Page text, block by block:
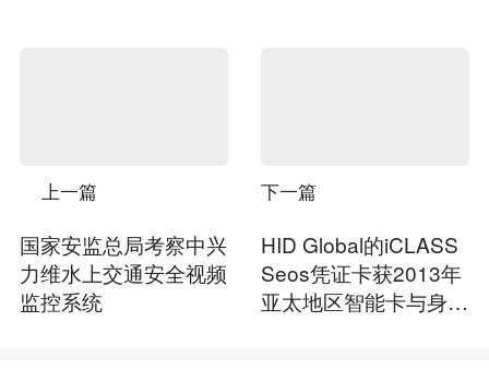
上一篇
国家安监总局考察中兴
力维水上交通安全视频
监控系统
下一篇
HID Global的iCLASS
Seos凭证卡获2013年
亚太地区智能卡与身份